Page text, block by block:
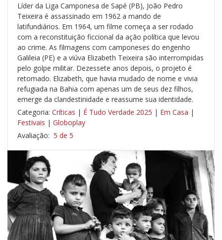
Líder da Liga Camponesa de Sapé (PB), João Pedro
Teixeira é assassinado em 1962 a mando de
latifundiários. Em 1964, um filme começa a ser rodado
com a reconstituição ficcional da ação política que levou
ao crime. As filmagens com camponeses do engenho
Galileia (PE) e a viúva Elizabeth Teixeira são interrompidas
pelo golpe militar. Dezessete anos depois, o projeto é
retomado. Elizabeth, que havia mudado de nome e vivia
refugiada na Bahia com apenas um de seus dez filhos,
emerge da clandestinidade e reassume sua identidade.
Categoria: Críticas | É Tudo Verdade 2025 | Em Casa |
Festivais | Globoplay
Avaliação: 5 de 5